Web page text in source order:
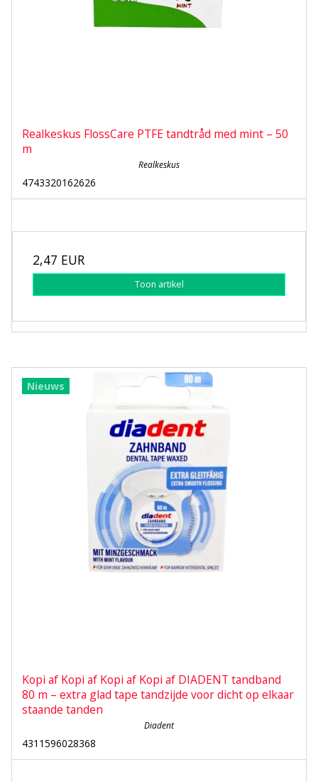
Realkeskus FlossCare PTFE tandtråd med mint – 50
m
Realkeskus
4743320162626
2,47 EUR
Toon artikel
Nieuws
Kopi af Kopi af Kopi af Kopi af DIADENT tandband
80 m – extra glad tape tandzijde voor dicht op elkaar
staande tanden
Diadent
4311596028368